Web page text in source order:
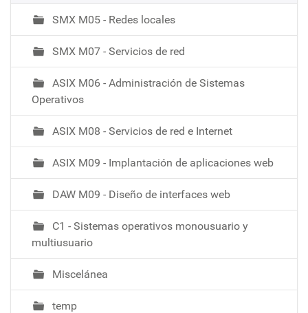
a
SMX M05 - Redes locales
SMX M07 - Servicios de red
ASIX M06 - Administración de Sistemas
Operativos
ASIX M08 - Servicios de red e Internet
ASIX M09 - Implantación de aplicaciones web
DAW M09 - Diseño de interfaces web
C1 - Sistemas operativos monousuario y
multiusuario
Miscelánea
temp